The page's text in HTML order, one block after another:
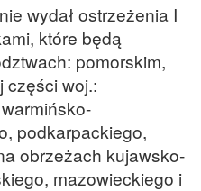
wydał ostrzeżenia I
które będą
pomorskim,
części woj.:
podkarpackiego,
obrzeżach kujawsko-
mazowieckiego i